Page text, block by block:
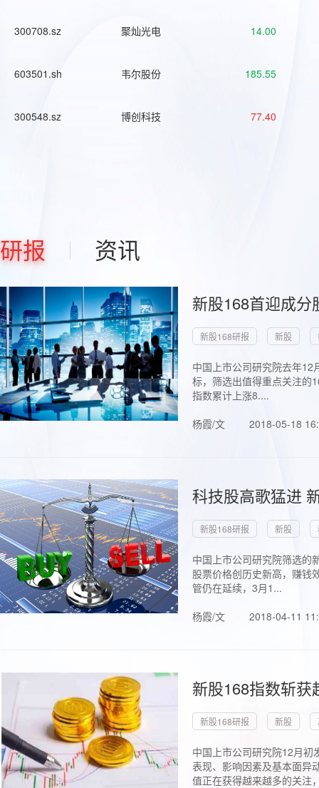
300708.sz 聚灿光电 14.00
603501.sh 韦尔股份 185.55
300548.sz 博创科技 77.40
研报 资讯
新股168首迎成
新股168研报 新股
中国上市公司研究院去年
标，筛选出值得重点关注的
指数累计上涨8....
杨霞/文
2018-05-18
科技股高歌猛进
新股168研报 新股
中国上市公司研究院筛选的
股票价格创历史新高，赚钱
管仍在延续，3月1...
杨霞/文
2018-04-11
新股168指数斩
新股168研报 新股
中国上市公司研究院12月初
表现、影响因素及基本面异
值正在获得越来越多的关注